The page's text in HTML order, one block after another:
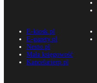
E-kiosk.pl
E-gazety.pl
Nexto.pl
Mała księgowość
Kancelarierp.pl